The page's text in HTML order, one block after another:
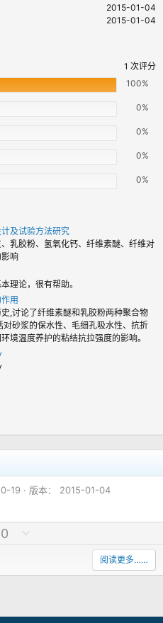
2015-01-04
2015-01-04
1 次评分
100%
0%
0%
0%
0%
及试验方法研究
乳胶粉、氢氧化钙、纤维素醚、纤维对
响
理论，很有帮助。
用
,讨论了纤维素醚和乳胶粉两种聚合物
砂浆的保水性、毛细孔吸水性、抗折
境温度养护的粘结抗拉强度的影响。
19
版本： 2015-01-04
0
阅读更多……